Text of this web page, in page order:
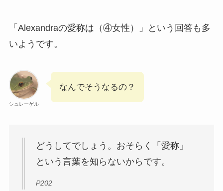
「Alexandraの愛称は（④女性）」という回答も多
いようです。
シュレーゲル
なんでそうなるの？
どうしてでしょう。おそらく「愛称」
という言葉を知らないからです。
P202